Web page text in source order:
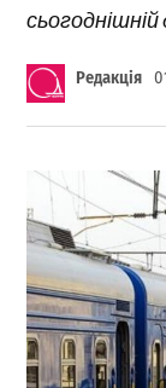
сьогоднішній
Редакція